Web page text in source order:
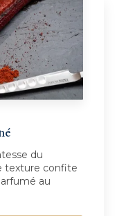
du
texture confite
au